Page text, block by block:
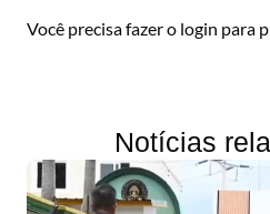
Você precisa fazer o login para
Notícias